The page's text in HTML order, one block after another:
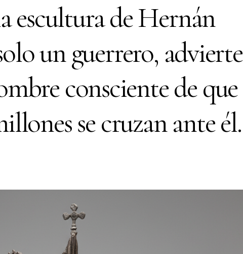
escultura de Hernán
un guerrero, advierte
consciente de que
se cruzan ante él.